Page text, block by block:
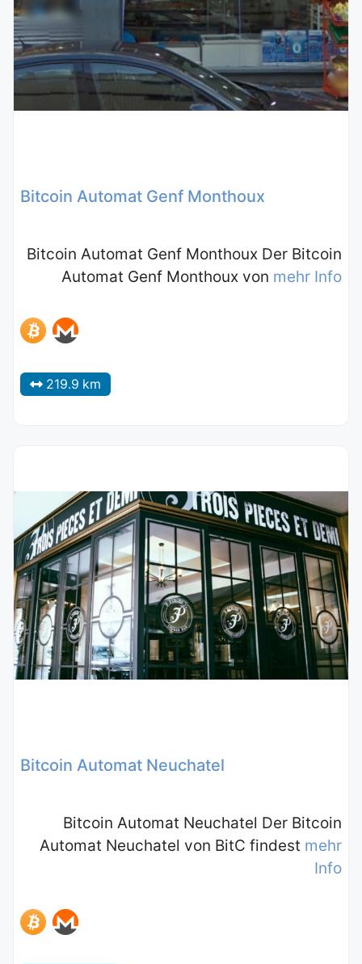
Bitcoin Automat Genf Monthoux
Bitcoin Automat Genf Monthoux Der Bitcoin
Automat Genf Monthoux von mehr Info
219.9 km
Bitcoin Automat Neuchatel
Bitcoin Automat Neuchatel Der Bitcoin
Automat Neuchatel von BitC findest mehr
Info